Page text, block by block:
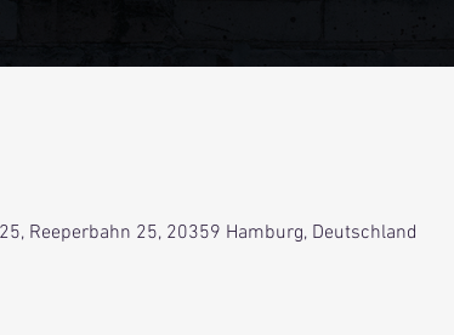
Reeperbahn 25, 20359 Hamburg, Deutschland